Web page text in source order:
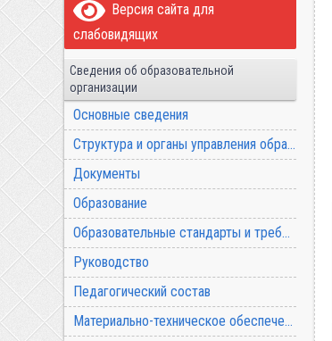
Версия сайта для
слабовидящих
Сведения об образовательной
организации
Основные сведения
Структура и органы управления образовательной организацией
Документы
Образование
Образовательные стандарты и требования
Руководство
Педагогический состав
Материально-техническое обеспечение и оснащенность образовательного процесса